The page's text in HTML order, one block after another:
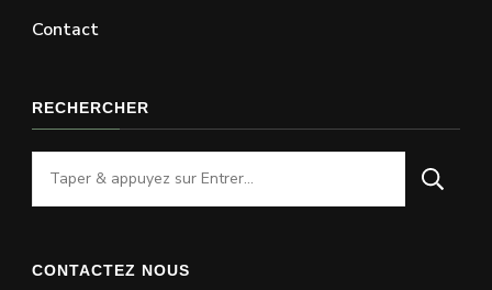
Contact
RECHERCHER
Vous
recherchiez
chose
CONTACTEZ NOUS